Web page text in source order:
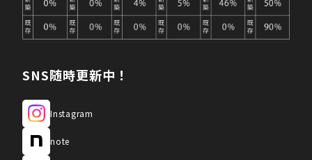
SNS随時更新中！
Instagram
note